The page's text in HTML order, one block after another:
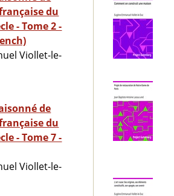
du
- Tome 2 -
Viollet-le-
de
du
- Tome 7 -
Viollet-le-